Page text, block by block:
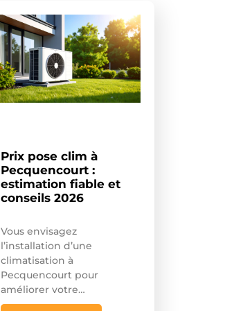
Prix pose clim à
Pecquencourt :
estimation fiable et
conseils 2026
Vous envisagez
l’installation d’une
climatisation à
Pecquencourt pour
améliorer votre…